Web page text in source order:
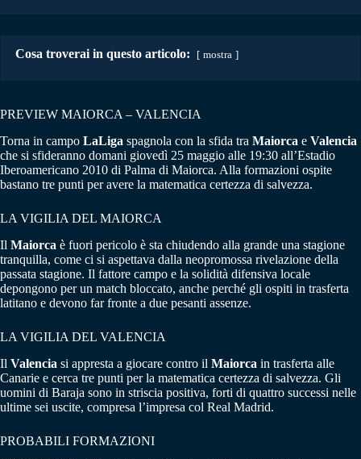
Cosa troverai in questo articolo: mostra
PREVIEW MAIORCA – VALENCIA
Torna in campo LaLiga spagnola con la sfida tra Maiorca e Valencia
che si sfideranno domani giovedì 25 maggio alle 19:30 all’Estadio
Iberoamericano 2010 di Palma di Maiorca. Alla formazioni ospite
bastano tre punti per avere la matematica certezza di salvezza.
LA VIGILIA DEL MAIORCA
Il Maiorca è fuori pericolo è sta chiudendo alla grande una stagione
tranquilla, come ci si aspettava dalla neopromossa rivelazione della
passata stagione. Il fattore campo e la solidità difensiva locale
depongono per un match bloccato, anche perché gli ospiti in trasferta
latitano e devono far fronte a due pesanti assenze.
LA VIGILIA DEL VALENCIA
Il Valencia si appresta a giocare contro il Maiorca in trasferta alle
Canarie e cerca tre punti per la matematica certezza di salvezza. Gli
uomini di Baraja sono in striscia positiva, forti di quattro successi nelle
ultime sei uscite, compresa l’impresa col Real Madrid.
PROBABILI FORMAZIONI